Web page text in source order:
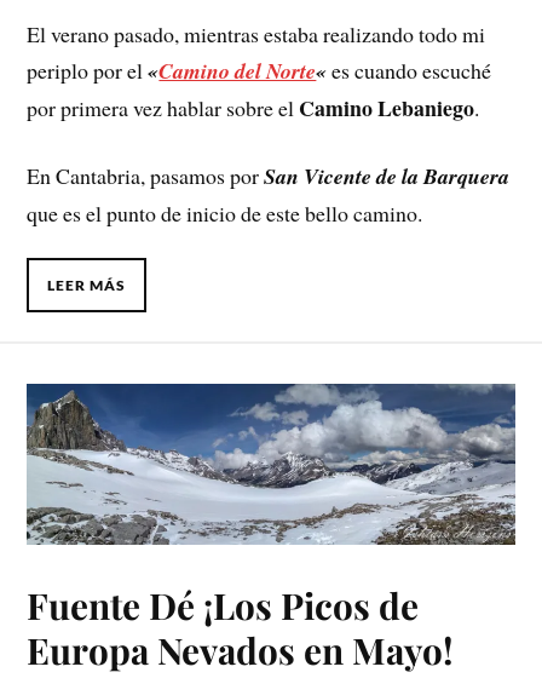
El verano pasado, mientras estaba realizando todo mi
periplo por el«Camino del Norte«es cuando escuché
por primera vez hablar sobre el Camino Lebaniego.
En Cantabria, pasamos porSan Vicente de la Barquera
que es el punto de inicio de este bello camino.
LEER MÁS
Fuente Dé ¡Los Picos de
Europa Nevados en Mayo!